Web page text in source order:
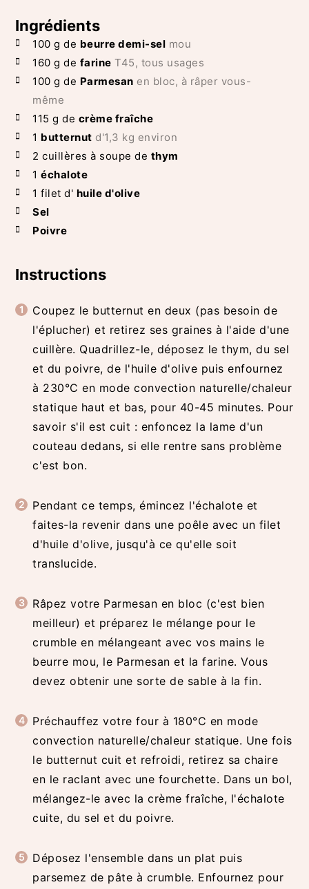
Ingrédients
100 g de beurre demi-sel mou
160 g de farine T45, tous usages
100 g de Parmesan en bloc, à râper vous-
même
115 g de crème fraîche
1 butternut d'1,3 kg environ
2 cuillères à soupe de thym
1 échalote
1 filet d' huile d'olive
Sel
Poivre
Instructions
Coupez le butternut en deux (pas besoin de
l'éplucher) et retirez ses graines à l'aide d'une
cuillère. Quadrillez-le, déposez le thym, du sel
et du poivre, de l'huile d'olive puis enfournez
à 230°C en mode convection naturelle/chaleur
statique haut et bas, pour 40-45 minutes. Pour
savoir s'il est cuit : enfoncez la lame d'un
couteau dedans, si elle rentre sans problème
c'est bon.
Pendant ce temps, émincez l'échalote et
faites-la revenir dans une poêle avec un filet
d'huile d'olive, jusqu'à ce qu'elle soit
translucide.
Râpez votre Parmesan en bloc (c'est bien
meilleur) et préparez le mélange pour le
crumble en mélangeant avec vos mains le
beurre mou, le Parmesan et la farine. Vous
devez obtenir une sorte de sable à la fin.
Préchauffez votre four à 180°C en mode
convection naturelle/chaleur statique. Une fois
le butternut cuit et refroidi, retirez sa chaire
en le raclant avec une fourchette. Dans un bol,
mélangez-le avec la crème fraîche, l'échalote
cuite, du sel et du poivre.
Déposez l'ensemble dans un plat puis
parsemez de pâte à crumble. Enfournez pour